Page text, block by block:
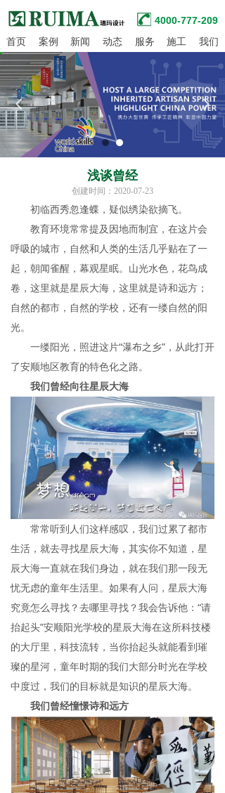
首页 案例 新闻 动态 服务 施工 我们
4000-777-209
浅谈曾经
넳 넲
初临西秀忽逢蝶，疑似绣染欲摘飞。
教育环境常常提及因地而制宜，在这片会
呼吸的城市，自然和人类的生活几乎贴在了一
起，朝闻雀醒，幕观星眠。山光水色，花鸟成
卷，这里就是星辰大海，这里就是诗和远方；
自然的都市，自然的学校，还有一缕自然的阳
光。
一缕阳光，照进这片“瀑布之乡”，从此打开
了安顺地区教育的特色化之路。
我们曾经向往星辰大海
常常听到人们这样感叹，我们过累了都市
生活，就去寻找星辰大海，其实你不知道，星
辰大海一直就在我们身边，就在我们那一段无
忧无虑的童年生活里。如果有人问，星辰大海
究竟怎么寻找？去哪里寻找？我会告诉他：“请
抬起头”安顺阳光学校的星辰大海在这所科技楼
的大厅里，科技流转，当你抬起头就能看到璀
璨的星河，童年时期的我们大部分时光在学校
中度过，我们的目标就是知识的星辰大海。
我们曾经憧憬诗和远方
创建时间： 2020-07-23